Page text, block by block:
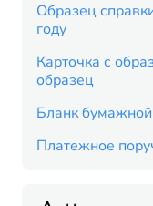
Образец
году
Карточка с
образец
Бланк
Платежное